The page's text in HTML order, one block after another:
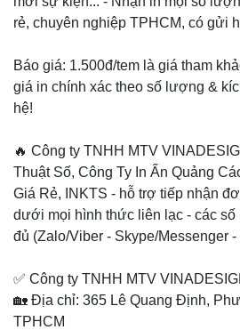
rẻ, chuyên nghiệp TPHCM, có gửi
Báo giá: 1.500đ/tem là giá tham
giá in chính xác theo số lượng &
hệ!
🔥 Công ty TNHH MTV
Thuật Số, Công Ty In Ấn Quảng
Giá Rẻ, INKTS - hỗ trợ tiếp nhận
dưới mọi hình thức liên lạc - các số
đủ (Zalo/Viber - Skype/Messenger
✅ Công ty TNHH MTV
🏡 Địa chỉ: 365 Lê Quang Định,
TPHCM